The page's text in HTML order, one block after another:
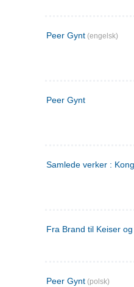
Peer Gynt (engelsk)
Peer Gynt
Samlede verker :
Fra Brand til Keiser
Peer Gynt (polsk)